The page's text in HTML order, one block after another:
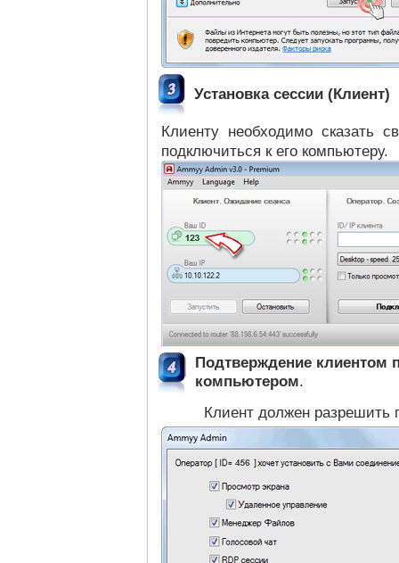
Установка сессии (Клиент)
Клиенту необходимо сказать
подключиться к его компьютеру.
Подтверждение клиентом
компьютером.
Клиент должен разрешить